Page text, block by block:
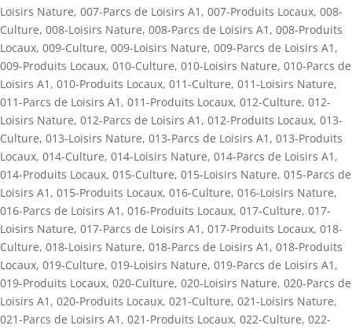
Loisirs Nature, 007-Parcs de Loisirs A1 , 007-Produits Locaux, 008-
Culture, 008-Loisirs Nature, 008-Parcs de Loisirs A1 , 008-Produits
Locaux, 009-Culture, 009-Loisirs Nature, 009-Parcs de Loisirs A1 ,
009-Produits Locaux, 010-Culture, 010-Loisirs Nature, 010-Parcs de
Loisirs A1 , 010-Produits Locaux, 011-Culture, 011-Loisirs Nature,
011-Parcs de Loisirs A1 , 011-Produits Locaux, 012-Culture, 012-
Loisirs Nature, 012-Parcs de Loisirs A1 , 012-Produits Locaux, 013-
Culture, 013-Loisirs Nature, 013-Parcs de Loisirs A1 , 013-Produits
Locaux, 014-Culture, 014-Loisirs Nature, 014-Parcs de Loisirs A1 ,
014-Produits Locaux, 015-Culture, 015-Loisirs Nature, 015-Parcs de
Loisirs A1 , 015-Produits Locaux, 016-Culture, 016-Loisirs Nature,
016-Parcs de Loisirs A1 , 016-Produits Locaux, 017-Culture, 017-
Loisirs Nature, 017-Parcs de Loisirs A1 , 017-Produits Locaux, 018-
Culture, 018-Loisirs Nature, 018-Parcs de Loisirs A1 , 018-Produits
Locaux, 019-Culture, 019-Loisirs Nature, 019-Parcs de Loisirs A1 ,
019-Produits Locaux, 020-Culture, 020-Loisirs Nature, 020-Parcs de
Loisirs A1 , 020-Produits Locaux, 021-Culture, 021-Loisirs Nature,
021-Parcs de Loisirs A1 , 021-Produits Locaux, 022-Culture, 022-